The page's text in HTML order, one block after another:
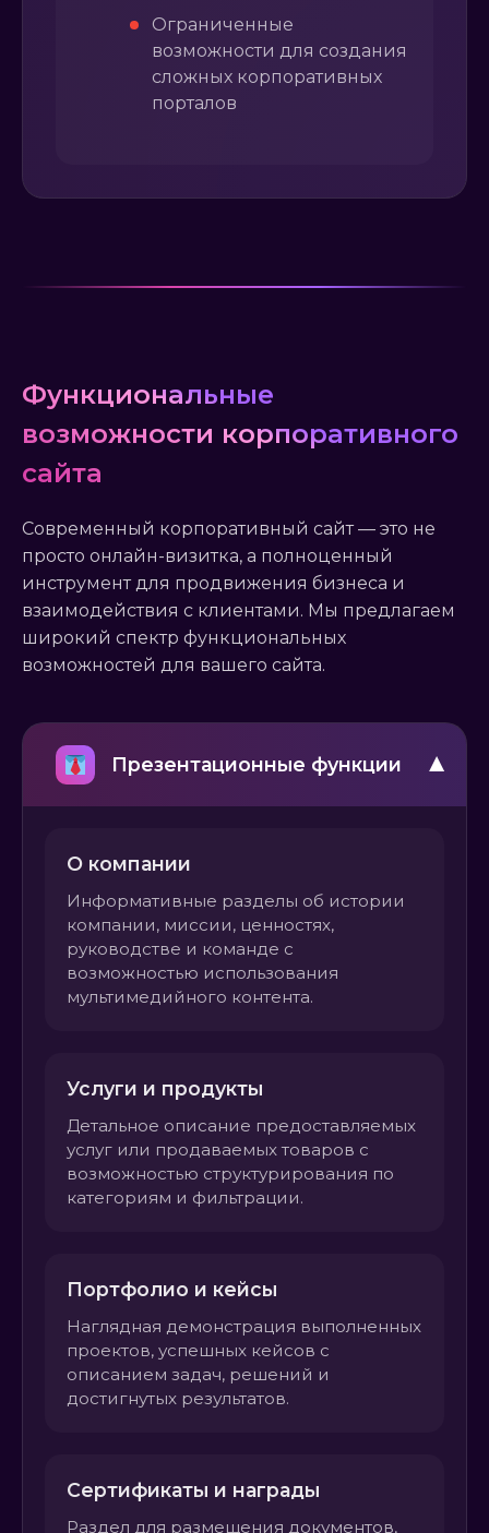
Ограниченные
возможности для создания
сложных корпоративных
порталов
Функциональные
возможности корпоративного
сайта
Современный корпоративный сайт — это не
просто онлайн-визитка, а полноценный
инструмент для продвижения бизнеса и
взаимодействия с клиентами. Мы предлагаем
широкий спектр функциональных
возможностей для вашего сайта.
Презентационные функции ▼
О компании
Информативные разделы об истории
компании, миссии, ценностях,
руководстве и команде с
возможностью использования
мультимедийного контента.
Услуги и продукты
Детальное описание предоставляемых
услуг или продаваемых товаров с
возможностью структурирования по
категориям и фильтрации.
Портфолио и кейсы
Наглядная демонстрация выполненных
проектов, успешных кейсов с
описанием задач, решений и
достигнутых результатов.
Сертификаты и награды
Раздел для размещения документов,